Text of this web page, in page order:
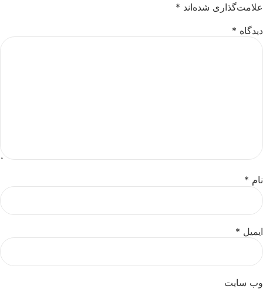
علامت‌گذاری شده‌اند *
دیدگاه *
نام *
ایمیل *
وب‌ سایت